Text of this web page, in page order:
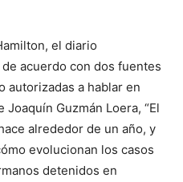
el diario
acuerdo con dos fuentes
autorizadas a hablar en
Guzmán Loera, “El
alrededor de un año, y
evolucionan los casos
detenidos en